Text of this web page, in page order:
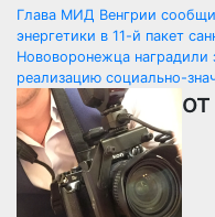
Навигация
по
записям
Глава МИД Венгрии
энергетики в 11-й пакет
Нововоронежца наградили
реализацию социально-
от